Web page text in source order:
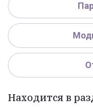
Находится в